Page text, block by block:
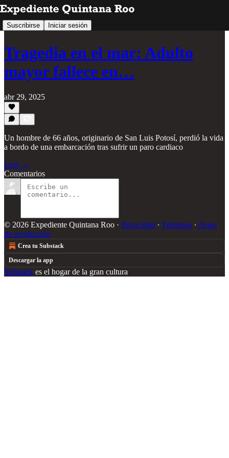
Suscribirse Iniciar sesión
Tragedia en el mar: Adulto
mayor fallece en…
abr 29, 2025
Un hombre de 66 años, originario de San Luis Potosí, perdió la vida
a bordo de una embarcación tras sufrir un paro cardiaco
Leer →
Comentarios
© 2026 Expediente Quintana Roo · Privacidad ∙ Términos ∙ Aviso
de recolección
Crea tu Substack
Descargar la app
Substack es el hogar de la gran cultura